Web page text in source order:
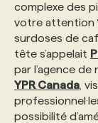
PRIX
GEO/
NOS
FAQ
NOS
NOS
NOS
FAQ
complexe des
votre attention
surdoses de
tête s’appelait
par l’agence
YPR Canada ,
possibilité